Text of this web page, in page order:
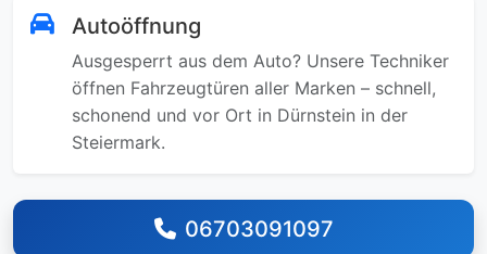
Autoöffnung
Ausgesperrt aus dem Auto? Unsere Techniker
öffnen Fahrzeugtüren aller Marken – schnell,
schonend und vor Ort in Dürnstein in der
Steiermark.
06703091097